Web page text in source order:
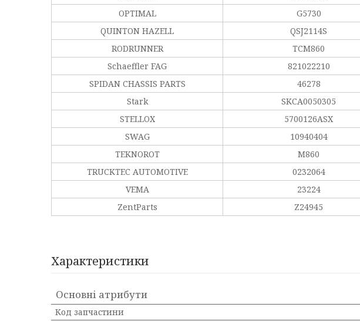
OPTIMAL
G5730
QUINTON HAZELL
QSJ2114S
RODRUNNER
TCM860
Schaeffler FAG
821022210
SPIDAN CHASSIS PARTS
46278
Stark
SKCA0050305
STELLOX
5700126ASX
SWAG
10940404
TEKNOROT
M860
TRUCKTEC AUTOMOTIVE
0232064
VEMA
23224
ZentParts
Z24945
Характеристики
Основні атрибути
Код запчастини